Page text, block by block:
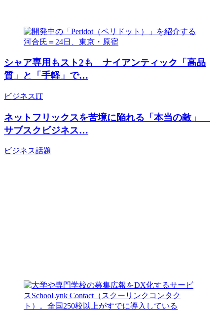
シャア専用もスト2も ナイアンティック「高品
質」と「手軽」で…
ビジネスIT
ネットフリックスを苦境に陥れる「本当の敵」
サブスクビジネス…
ビジネス話題